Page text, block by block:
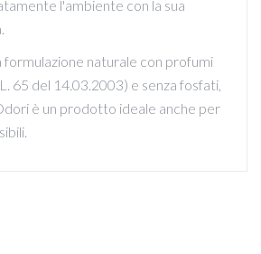
l'ambiente con la sua
formulazione naturale con profumi
65 del 14.03.2003) e senza fosfati,
è un prodotto ideale anche per